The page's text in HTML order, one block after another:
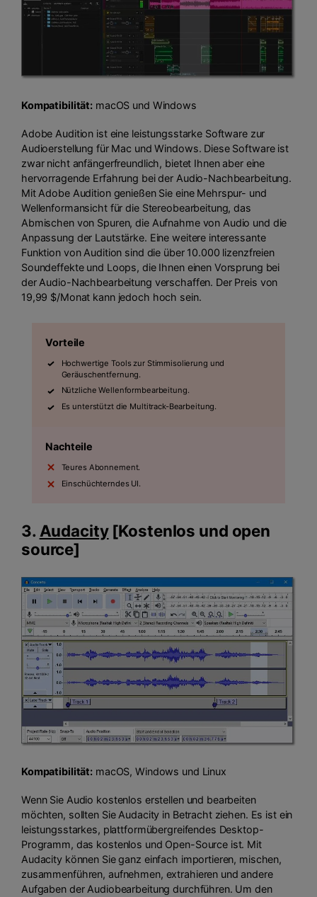
Kompatibilität: macOS und Windows
Adobe Audition ist eine leistungsstarke Software zur
Audioerstellung für Mac und Windows. Diese Software ist
zwar nicht anfängerfreundlich, bietet Ihnen aber eine
hervorragende Erfahrung bei der Audio-Nachbearbeitung.
Mit Adobe Audition genießen Sie eine Mehrspur- und
Wellenformansicht für die Stereobearbeitung, das
Abmischen von Spuren, die Aufnahme von Audio und die
Anpassung der Lautstärke. Eine weitere interessante
Funktion von Audition sind die über 10.000 lizenzfreien
Soundeffekte und Loops, die Ihnen einen Vorsprung bei
der Audio-Nachbearbeitung verschaffen. Der Preis von
19,99 $/Monat kann jedoch hoch sein.
Vorteile
Hochwertige Tools zur Stimmisolierung und
Geräuschentfernung.
Nützliche Wellenformbearbeitung.
Es unterstützt die Multitrack-Bearbeitung.
Nachteile
Teures Abonnement.
Einschüchterndes UI.
3. Audacity[Kostenlos und open
source]
Kompatibilität: macOS, Windows und Linux
Wenn Sie Audio kostenlos erstellen und bearbeiten
möchten, sollten Sie Audacity in Betracht ziehen. Es ist ein
leistungsstarkes, plattformübergreifendes Desktop-
Programm, das kostenlos und Open-Source ist. Mit
Audacity können Sie ganz einfach importieren, mischen,
zusammenführen, aufnehmen, extrahieren und andere
Aufgaben der Audiobearbeitung durchführen. Um den